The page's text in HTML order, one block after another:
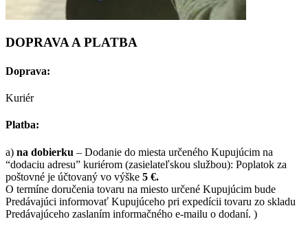
DOPRAVA A PLATBA
Doprava:
Kuriér
Platba:
a) na dobierku – Dodanie do miesta určeného Kupujúcim na
“dodaciu adresu” kuriérom (zasielateľskou službou): Poplatok za
poštovné je účtovaný vo výške 5 €.
O termíne doručenia tovaru na miesto určené Kupujúcim bude
Predávajúci informovať Kupujúceho pri expedícii tovaru zo skladu
Predávajúceho zaslaním informačného e-mailu o dodaní. )